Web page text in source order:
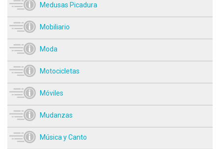
Medusas Picadura
Mobiliario
Moda
Motocicletas
Móviles
Mudanzas
Música y Canto